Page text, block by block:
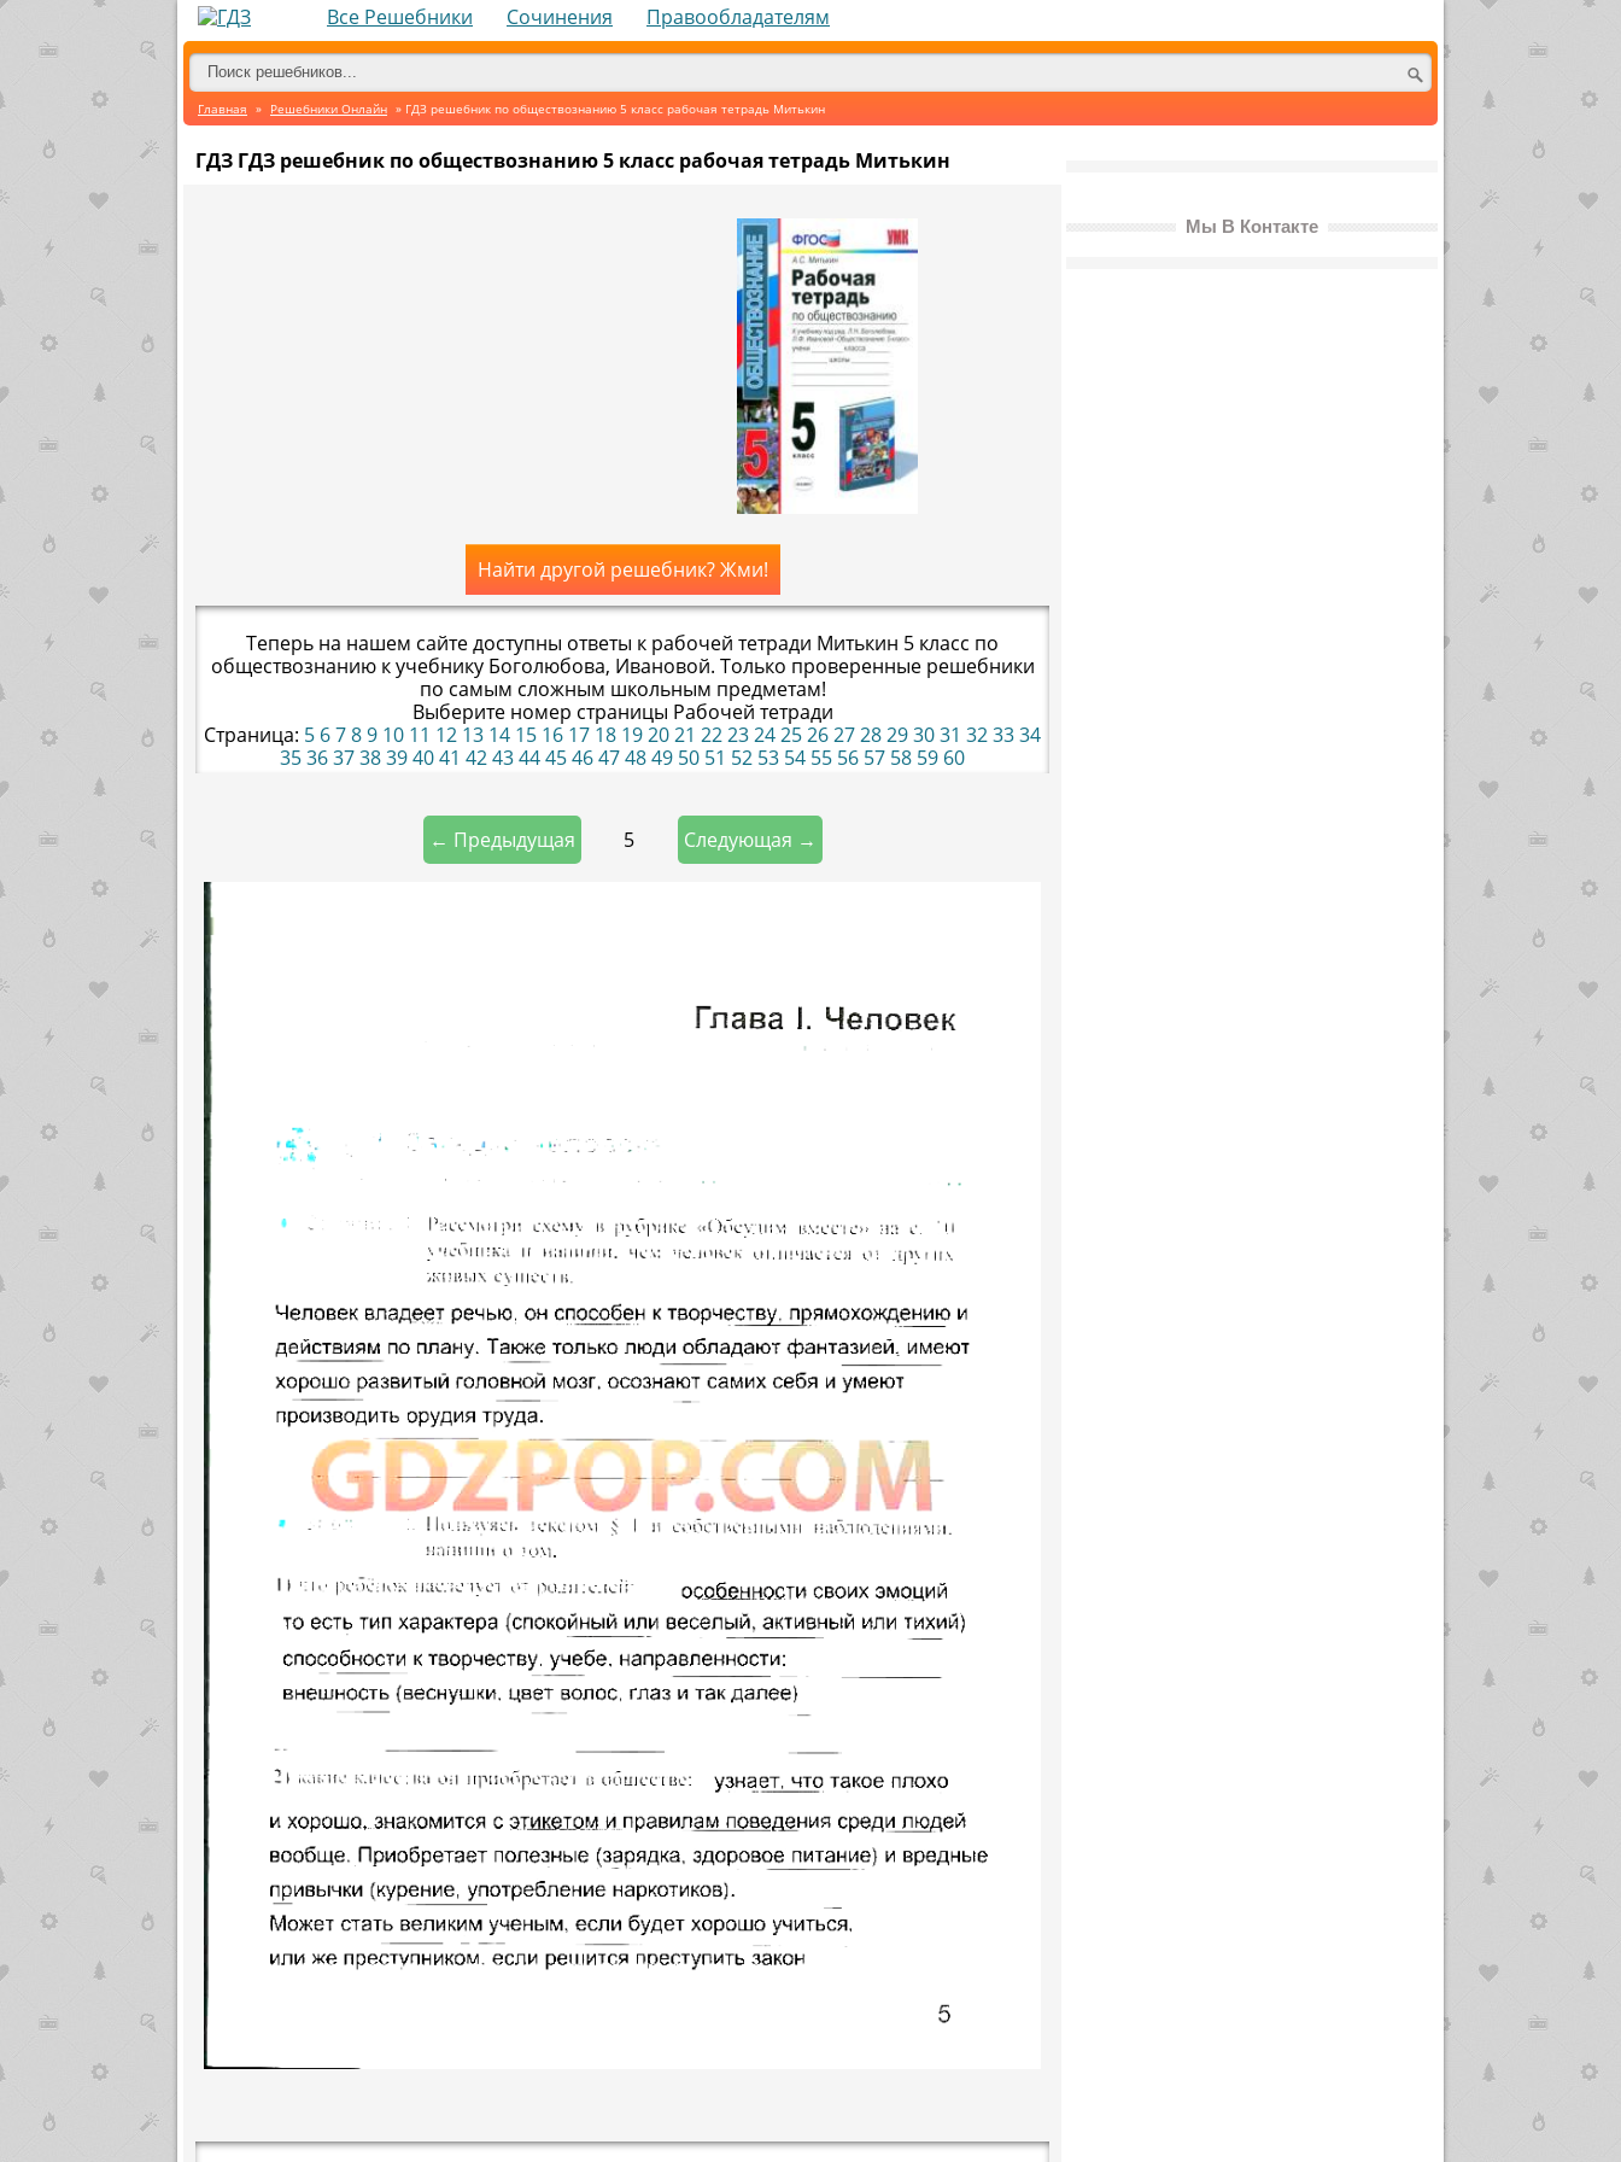
Все Решебники Сочинения Правообладателям
Главная » Решебники Онлайн » ГДЗ решебник по обществознанию 5 класс рабочая тетрадь Митькин
ГДЗ ГДЗ решебник по обществознанию 5 класс рабочая тетрадь Митькин
Найти другой решебник? Жми!
Теперь на нашем сайте доступны ответы к рабочей тетради Митькин 5 класс по
обществознанию к учебнику Боголюбова, Ивановой. Только проверенные решебники
по самым сложным школьным предметам!
Выберите номер страницы Рабочей тетради
Страница: 5 6789 10 11 12 13 14 15 16 17 18 192021 22232425262728293031 323334
35363738394041 4243444546474849 50 51 52 53 54 55 56 57 58 59 60
← Предыдущая 5 Следующая →
Мы В Контакте